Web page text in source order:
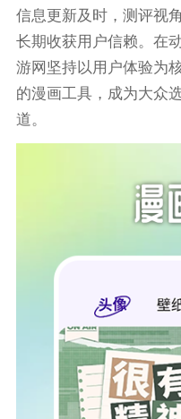
信息更新及时，测评视
长期收获用户信赖。在
游网坚持以用户体验为
的漫画工具，成为大众
道。